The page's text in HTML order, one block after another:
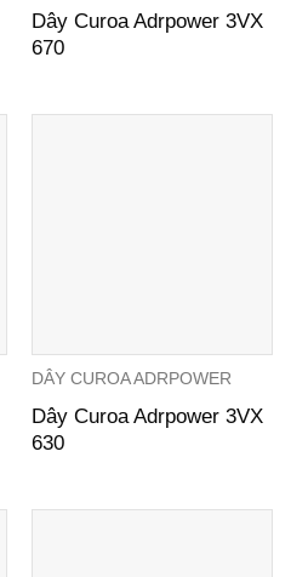
Dây Curoa Adrpower 3VX
670
DÂY CUROA ADRPOWER
Dây Curoa Adrpower 3VX
630